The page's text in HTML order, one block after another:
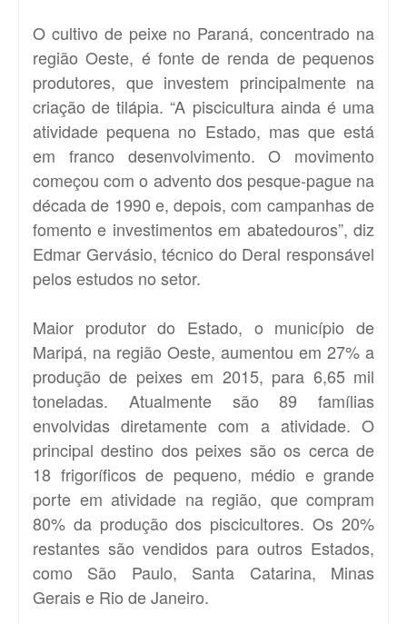
O cultivo de peixe no Paraná, concentrado na
região Oeste, é fonte de renda de pequenos
produtores, que investem principalmente na
criação de tilápia. “A piscicultura ainda é uma
atividade pequena no Estado, mas que está
em franco desenvolvimento. O movimento
começou com o advento dos pesque-pague na
década de 1990 e, depois, com campanhas de
fomento e investimentos em abatedouros”, diz
Edmar Gervásio, técnico do Deral responsável
pelos estudos no setor.
Maior produtor do Estado, o município de
Maripá, na região Oeste, aumentou em 27% a
produção de peixes em 2015, para 6,65 mil
toneladas. Atualmente são 89 famílias
envolvidas diretamente com a atividade. O
principal destino dos peixes são os cerca de
18 frigoríficos de pequeno, médio e grande
porte em atividade na região, que compram
80% da produção dos piscicultores. Os 20%
restantes são vendidos para outros Estados,
como São Paulo, Santa Catarina, Minas
Gerais e Rio de Janeiro.